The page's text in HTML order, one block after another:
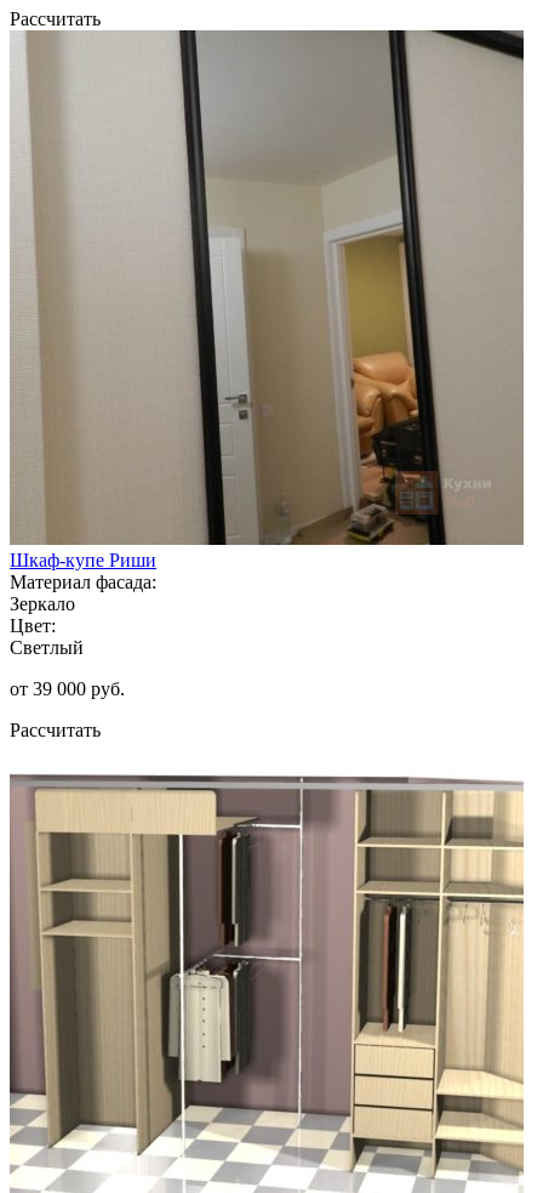
Рассчитать
Шкаф-купе Риши
Материал фасада:
Зеркало
Цвет:
Светлый
от 39 000 руб.
Рассчитать